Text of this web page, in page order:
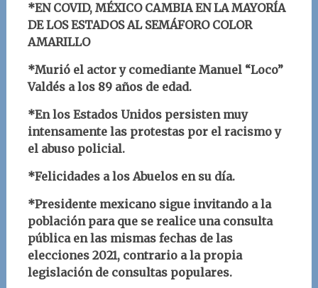
*EN COVID, MÉXICO CAMBIA EN LA MAYORÍA
DE LOS ESTADOS AL SEMÁFORO COLOR
AMARILLO
*Murió el actor y comediante Manuel “Loco”
Valdés a los 89 años de edad.
*En los Estados Unidos persisten muy
intensamente las protestas por el racismo y
el abuso policial.
*Felicidades a los Abuelos en su día.
*Presidente mexicano sigue invitando a la
población para que se realice una consulta
pública en las mismas fechas de las
elecciones 2021, contrario a la propia
legislación de consultas populares.